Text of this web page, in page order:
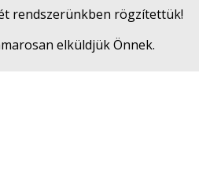
rendszerünkben rögzítettük!
elküldjük Önnek.